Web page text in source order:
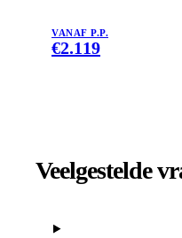
VANAF P.P.
€2.119
Veelgestelde